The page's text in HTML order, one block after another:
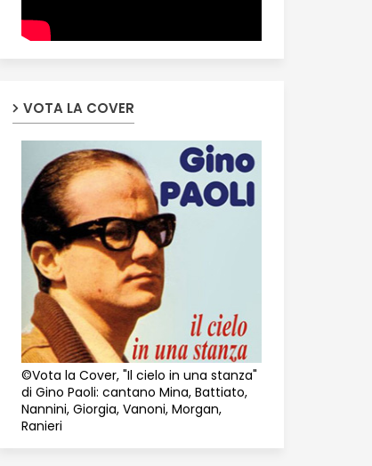
VOTA LA COVER
©Vota la Cover, "Il cielo in una stanza"
di Gino Paoli: cantano Mina, Battiato,
Nannini, Giorgia, Vanoni, Morgan,
Ranieri